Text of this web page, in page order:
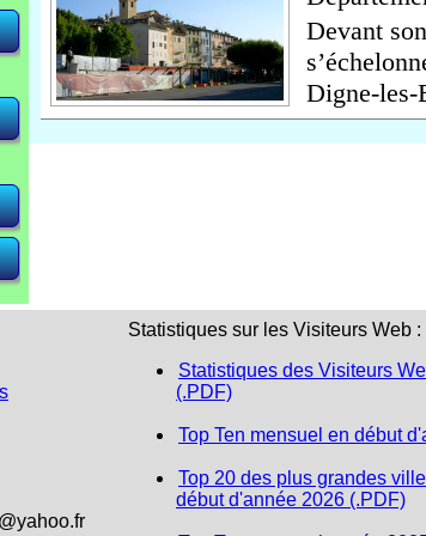
Devant
Digne-les-
Statistiques sur les Visiteurs Web :
Statistiques des Visiteurs
(.PDF)
Top Ten mensuel en début
Top 20 des plus grandes
début d'année 2026 (.PDF)